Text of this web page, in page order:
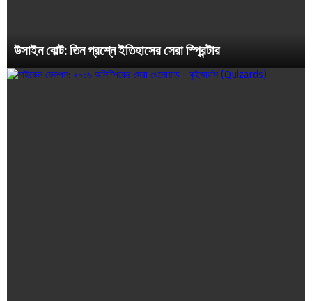
উসাইন বোল্ট: তিন প্রশ্নে ইতিহাসের সেরা স্প্রিন্টার